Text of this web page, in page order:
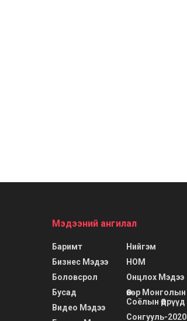
Мэдээний ангилал
Баримт
Бизнес Мэдээ
Боловсрол
Бусад
Видео Мэдээ
Нийгэм
НОМ
Онцлох Мэдээ
Өвөр Монголын
Соёлын Өдрүүд
Сонгууль-2020